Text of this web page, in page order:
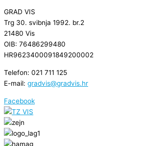
GRAD VIS
Trg 30. svibnja 1992. br.2
21480 Vis
OIB: 76486299480
HR9623400091849200002
Telefon: 021 711 125
E-mail: gradvis@gradvis.hr
Facebook